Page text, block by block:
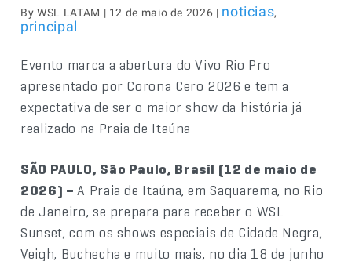
By WSL LATAM | 12 de maio de 2026 | noticias,
principal
Evento marca a abertura do Vivo Rio Pro
apresentado por Corona Cero 2026 e tem a
expectativa de ser o maior show da história já
realizado na Praia de Itaúna
SÃO PAULO, São Paulo, Brasil (12 de maio de
2026) –A Praia de Itaúna, em Saquarema, no Rio
de Janeiro, se prepara para receber o WSL
Sunset, com os shows especiais de Cidade Negra,
Veigh, Buchecha e muito mais, no dia 18 de junho